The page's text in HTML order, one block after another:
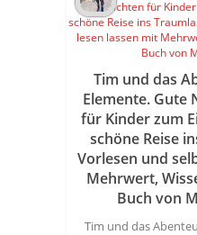
Tim und das
Elemente. Gute
für Kinder zum
schöne Reise
Vorlesen und
Mehrwert,
Buch von
Tim und das